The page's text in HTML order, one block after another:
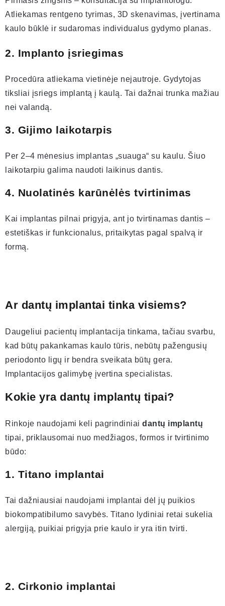
Atliekamas rentgeno tyrimas, 3D skenavimas, įvertinama
kaulo būklė ir sudaromas individualus gydymo planas.
2. Implanto įsriegimas
Procedūra atliekama vietinėje nejautroje. Gydytojas
tiksliai įsriegs implantą į kaulą. Tai dažnai trunka mažiau
nei valandą.
3. Gijimo laikotarpis
Per 2–4 mėnesius implantas „suauga“ su kaulu. Šiuo
laikotarpiu galima naudoti laikinus dantis.
4. Nuolatinės karūnėlės tvirtinimas
Kai implantas pilnai prigyja, ant jo tvirtinamas dantis –
estetiškas ir funkcionalus, pritaikytas pagal spalvą ir
formą.
Ar dantų implantai tinka visiems?
Daugeliui pacientų implantacija tinkama, tačiau svarbu,
kad būtų pakankamas kaulo tūris, nebūtų pažengusių
periodonto ligų ir bendra sveikata būtų gera.
Implantacijos galimybę įvertina specialistas.
Kokie yra dantų implantų tipai?
Rinkoje naudojami keli pagrindiniai dantų implantų
tipai, priklausomai nuo medžiagos, formos ir tvirtinimo
būdo:
1. Titano implantai
Tai dažniausiai naudojami implantai dėl jų puikios
biokompatibilumo savybės. Titano lydiniai retai sukelia
alergiją, puikiai prigyja prie kaulo ir yra itin tvirti.
2. Cirkonio implantai